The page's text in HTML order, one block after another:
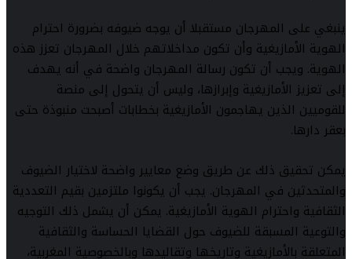
ينبغي على المهرجان مستقبلا أن يوجه ضيوفه بضرورة احترام
الهوية الأمازيغية وأن تكون مداخلاتهم خلال المهرجان تعزز هذه
الهوية. ويجب أن تكون رسالة المهرجان واضحة في أنه يهدف
إلى تعزيز الأمازيغية وإبرازها، وليس أن يتحول إلى منصة
للقوميين الذين يهاجمون الأمازيغية بخطابات أصبحت منبوذة حتى
بعقر دارها.
يمكن تحقيق ذلك عن طريق وضع معايير واضحة لاختيار الضيوف
والمتحدثين في المهرجان. يجب أن يكونوا ملتزمين بقيم التعددية
الثقافية واحترام الهوية الأمازيغية. يمكن أن يشمل ذلك التوجيه
والتوعية المسبقة للضيوف حول القضايا الحساسة والثقافية
المتعلقة بالأمازيغية وتاريخها وتقاليدها وبالخصوصية المغربية،